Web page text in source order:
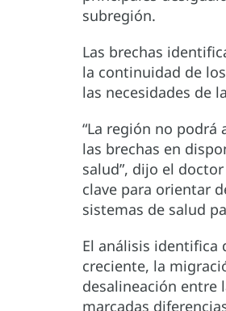
subregión.
Las brechas
la continuidad de
las necesidades de
“La región no podrá
las brechas en
salud”, dijo el
clave para orientar
sistemas de salud
El análisis identifica
creciente, la
desalineación entre
marcadas